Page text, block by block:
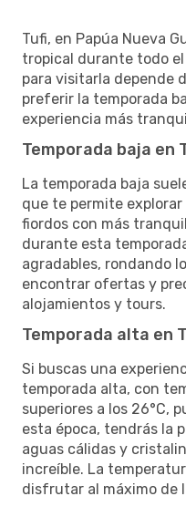
Tufi, en Papúa Nueva
tropical durante todo el
para visitarla depende
preferir la temporada
experiencia más
Temporada baja en
La temporada baja
que te permite
fiordos con más
durante esta
agradables, rondando
encontrar ofertas y
alojamientos y tours.
Temporada alta en
Si buscas una
temporada alta, con
superiores a los 26°C,
esta época, tendrás la
aguas cálidas y
increíble. La
disfrutar al máximo de